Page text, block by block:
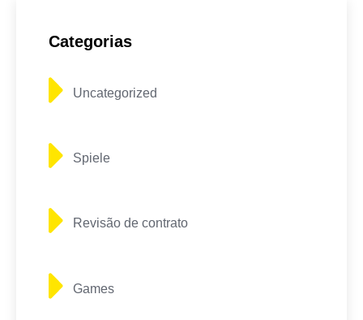
Categorias
Uncategorized
Spiele
Revisão de contrato
Games